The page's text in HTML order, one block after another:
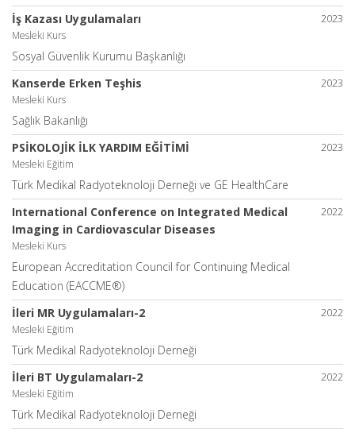
2023
İş Kazası Uygulamaları
Mesleki Kurs
Sosyal Güvenlik Kurumu Başkanlığı
2023
Kanserde Erken Teşhis
Mesleki Kurs
Sağlık Bakanlığı
2023
PSİKOLOJİK İLK YARDIM EĞİTİMİ
Mesleki Eğitim
Türk Medikal Radyoteknoloji Derneği ve GE HealthCare
2022
International Conference on Integrated Medical
Imaging in Cardiovascular Diseases
Mesleki Kurs
European Accreditation Council for Continuing Medical
Education (EACCME®)
2022
İleri MR Uygulamaları-2
Mesleki Eğitim
Türk Medikal Radyoteknoloji Derneği
2022
İleri BT Uygulamaları-2
Mesleki Eğitim
Türk Medikal Radyoteknoloji Derneği